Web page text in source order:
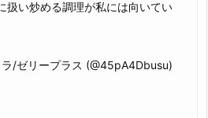
扱い炒める調理が私には向いてい
/ゼリープラス (@45pA4Dbusu)